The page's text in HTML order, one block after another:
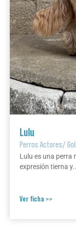
Lulu
Perros Actores/
Lulu es una perra
expresión tierna
Ver ficha >>